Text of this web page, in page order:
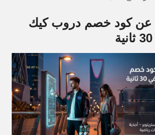
عن كود خصم دروب كيك